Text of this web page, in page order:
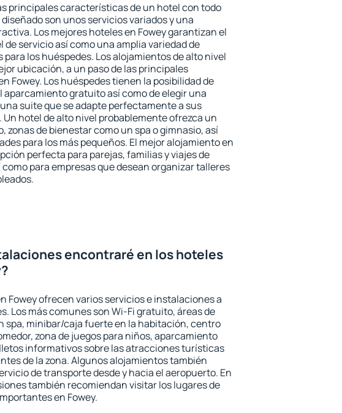
principales características de un hotel con todo
son unos servicios variados y una
Los mejores hoteles en Fowey garantizan el
de servicio así como una amplia variedad de
los huéspedes. Los alojamientos de alto nivel
ubicación, a un paso de las principales
Fowey. Los huéspedes tienen la posibilidad de
aparcamiento gratuito así como de elegir una
suite que se adapte perfectamente a sus
Un hotel de alto nivel probablemente ofrezca un
zonas de bienestar como un spa o gimnasio, así
para los más pequeños. El mejor alojamiento en
perfecta para parejas, familias y viajes de
para empresas que desean organizar talleres
encontraré en los hoteles
Fowey ofrecen varios servicios e instalaciones a
Los más comunes son Wi-Fi gratuito, áreas de
spa, minibar/caja fuerte en la habitación, centro
zona de juegos para niños, aparcamiento
informativos sobre las atracciones turísticas
de la zona. Algunos alojamientos también
de transporte desde y hacia el aeropuerto. En
también recomiendan visitar los lugares de
en Fowey.